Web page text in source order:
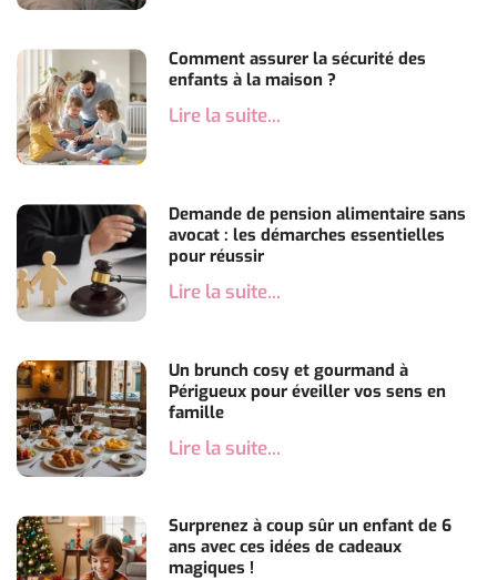
Comment assurer la sécurité des
enfants à la maison ?
Lire la suite...
Demande de pension alimentaire sans
avocat : les démarches essentielles
pour réussir
Lire la suite...
Un brunch cosy et gourmand à
Périgueux pour éveiller vos sens en
famille
Lire la suite...
Surprenez à coup sûr un enfant de 6
ans avec ces idées de cadeaux
magiques !